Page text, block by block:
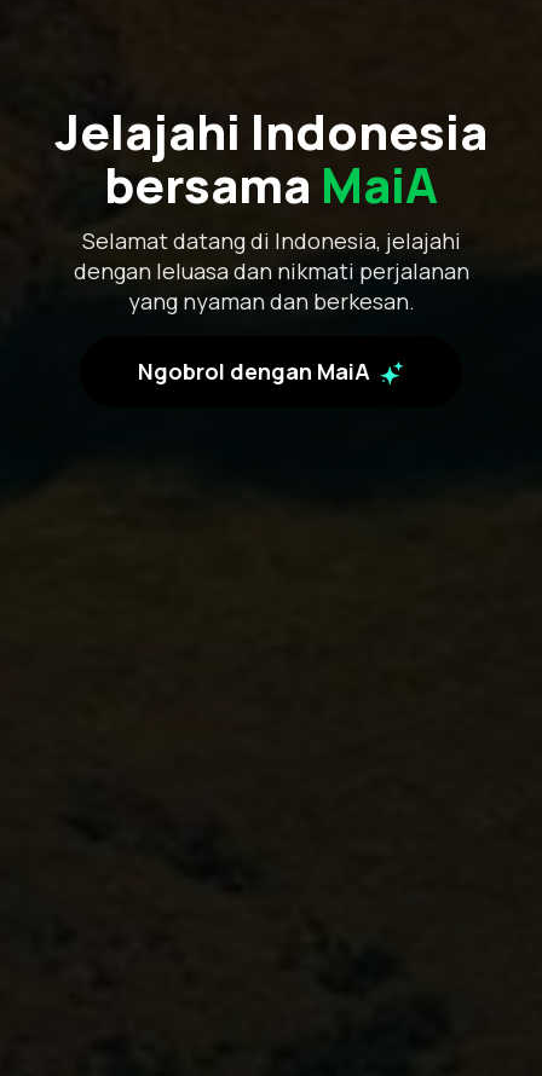
Jelajahi Indonesia
bersama MaiA
Selamat datang di Indonesia, jelajahi
dengan leluasa dan nikmati perjalanan
yang nyaman dan berkesan.
Ngobrol dengan MaiA